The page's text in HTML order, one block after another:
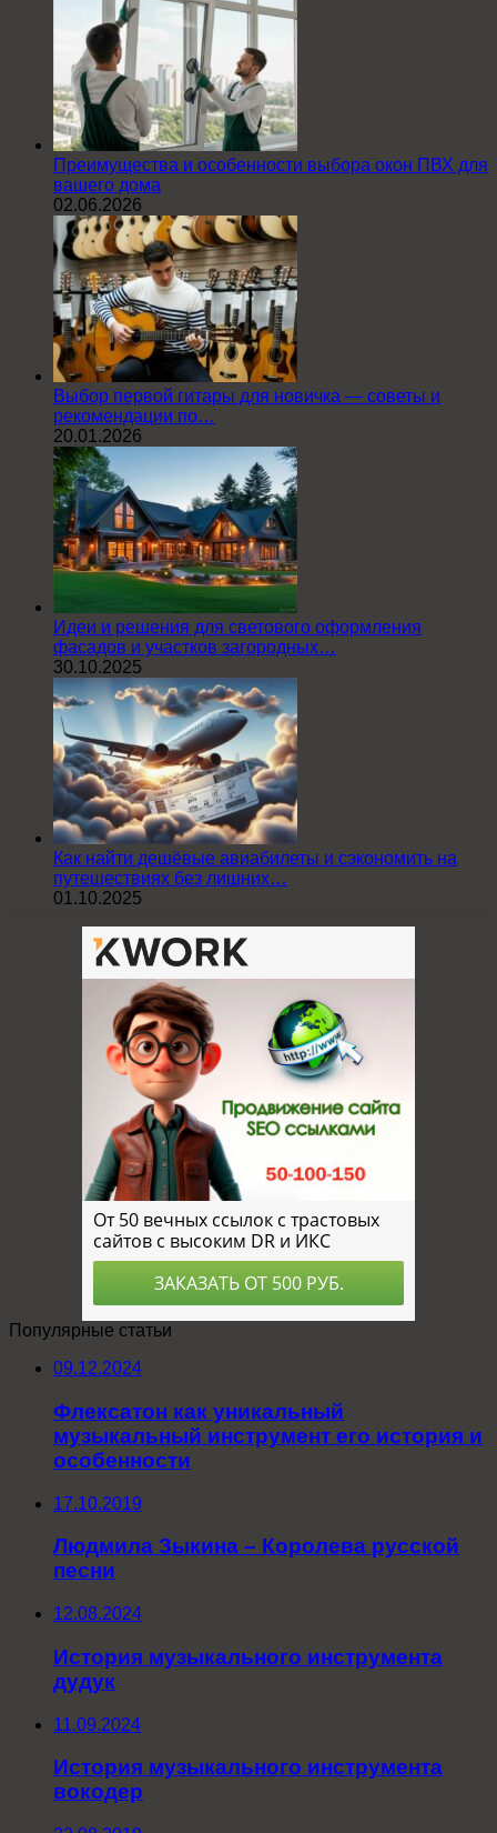
Преимущества и особенности выбора окон ПВХ для
вашего дома
02.06.2026
Выбор первой гитары для новичка — советы и
рекомендации по…
20.01.2026
Идеи и решения для светового оформления
фасадов и участков загородных…
30.10.2025
Как найти дешёвые авиабилеты и сэкономить на
путешествиях без лишних…
01.10.2025
Популярные статьи
09.12.2024
Флексатон как уникальный
музыкальный инструмент его история и
особенности
17.10.2019
Людмила Зыкина – Королева русской
песни
12.08.2024
История музыкального инструмента
дудук
11.09.2024
История музыкального инструмента
вокодер